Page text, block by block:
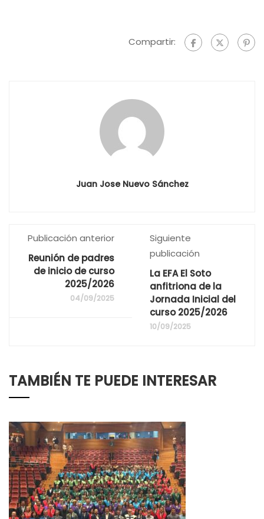
Compartir:
Juan Jose Nuevo Sánchez
Publicación anterior
Reunión de padres
de inicio de curso
2025/2026
04/09/2025
Siguiente
publicación
La EFA El Soto
anfitriona de la
Jornada Inicial del
curso 2025/2026
10/09/2025
TAMBIÉN TE PUEDE INTERESAR